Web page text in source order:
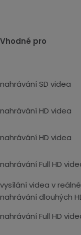
Vhodné pro
nahrávání SD videa
nahrávání HD videa
nahrávání HD videa
nahrávání Full HD
vysílání videa v
nahrávání dlouhých
nahrávání Full HD